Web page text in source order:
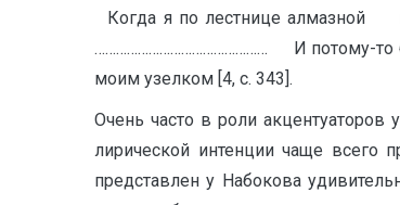
Когда я по лестнице алмазной
………………………………………… И потому-то
моим узелком [4, с. 343].
Очень часто в роли
лирической интенции чаще всего
представлен у Набокова